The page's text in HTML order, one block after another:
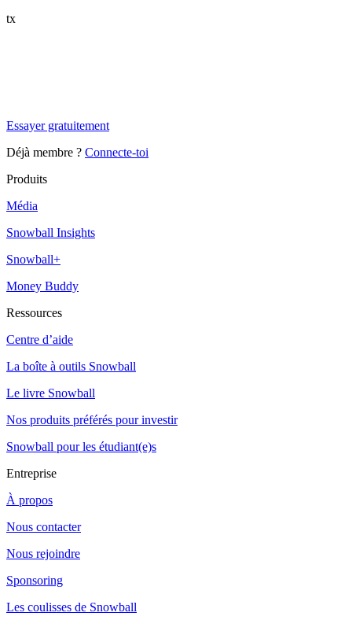
tx
Essayer gratuitement
Déjà membre ? Connecte-toi
Produits
Média
Snowball Insights
Snowball+
Money Buddy
Ressources
Centre d’aide
La boîte à outils Snowball
Le livre Snowball
Nos produits préférés pour investir
Snowball pour les étudiant(e)s
Entreprise
À propos
Nous contacter
Nous rejoindre
Sponsoring
Les coulisses de Snowball